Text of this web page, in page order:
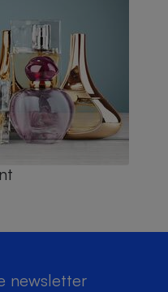
newsletter